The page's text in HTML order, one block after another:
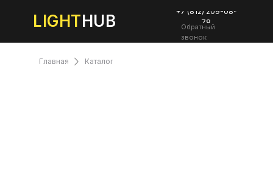
LIGHTHUB
+7 (812) 209-08-
78
Обратный
звонок
Каталог
Главная